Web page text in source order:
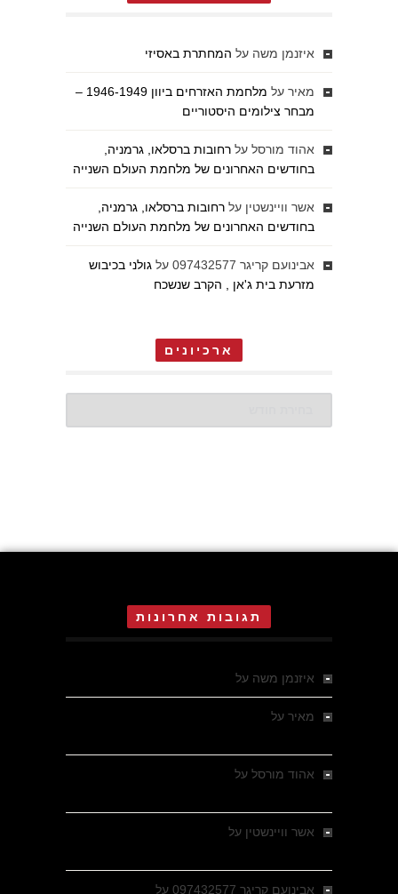
איזנמן משה על המחתרת באסיזי
מאיר על
מלחמת האזרחים ביוון 1946-1949 –
מבחר צילומים היסטוריים
אהוד מורסל על רחובות ברסלאו, גרמניה,
בחודשים האחרונים של מלחמת העולם השנייה
אשר וויינשטין על רחובות ברסלאו, גרמניה,
בחודשים האחרונים של מלחמת העולם השנייה
אבינועם קריגר 097432577 על גולני בכיבוש
מזרעת בית ג'אן , הקרב שנשכח
ארכיונים
תגובות אחרונות
איזנמן משה על
מאיר על
אהוד מורסל על
אשר וויינשטין על
אבינועם קריגר 097432577 על